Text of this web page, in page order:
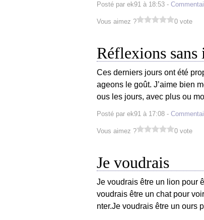
Posté par ek91 à 18:53 -
Vous aimez ? 0 vote
Réflexions sans
Ces derniers jours ont été
ageons le goût. J’aime bien
ous les jours, avec plus ou
Posté par ek91 à 17:08 -
Vous aimez ? 0 vote
Je voudrais
Je voudrais être un lion pour
voudrais être un chat pour
nter.Je voudrais être un ours